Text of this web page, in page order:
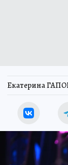
Екатерина